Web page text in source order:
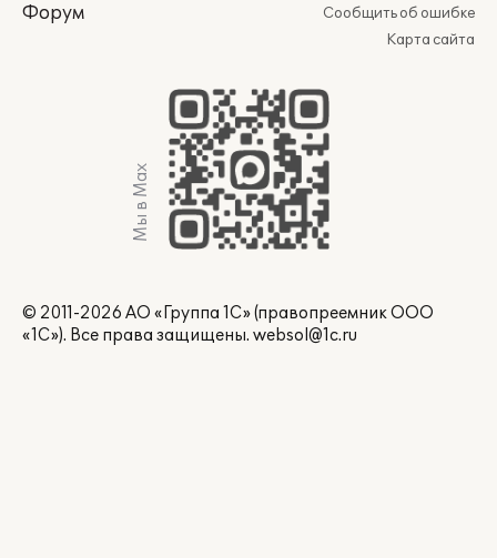
Форум
Сообщить об ошибке
Карта сайта
Мы в Max
© 2011-2026 АО «Группа 1С» (правопреемник ООО
«1С»). Все права защищены. websol@1c.ru